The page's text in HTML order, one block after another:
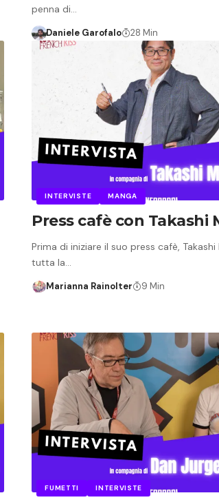
penna di…
Daniele Garofalo 28 Min
INTERVISTE MANGA
Press cafè con Takashi
Prima di iniziare il suo press cafè,
tutta la…
Marianna Rainolter 9 Min
FUMETTI INTERVISTE